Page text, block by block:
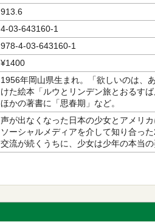
913.6
4-03-643160-1
978-4-03-643160-1
¥1400
1956年岡山県生まれ。「欲しいのは、
けた絵本「ルウとリンデン旅とおるす
ほかの著書に「思春期」など。
声が出なくなった日本の少女とアメリ
ソーシャルメディアを介して知り合っ
交流が続くうちに、少女は少年の本当